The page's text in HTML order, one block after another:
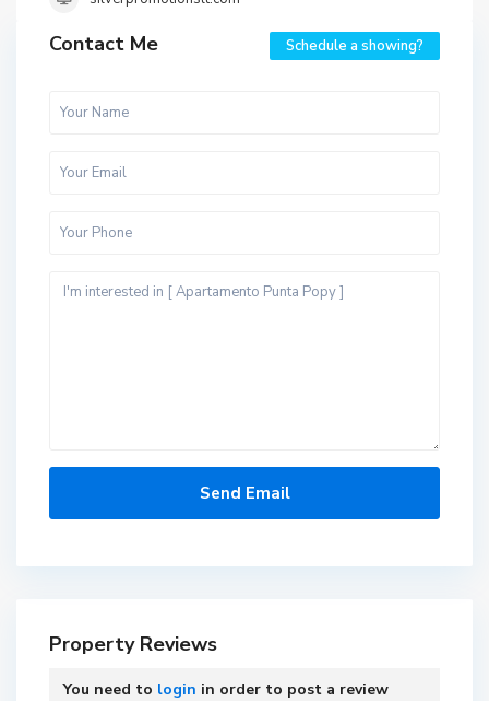
Contact Me Schedule a showing?
Property Reviews
You need to login in order to post a review